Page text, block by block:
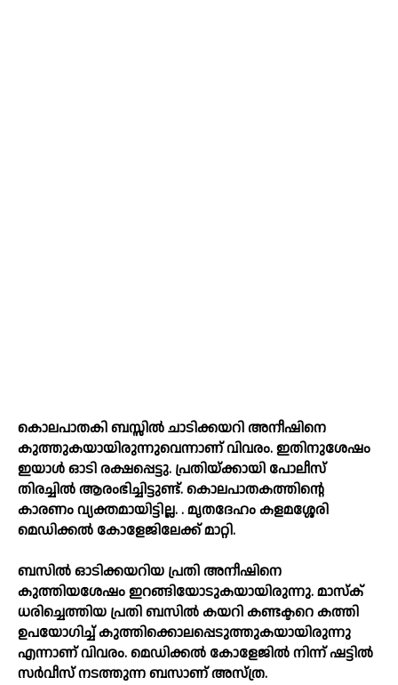
കൊലപാതകി ബസ്സില്‍ ചാടിക്കയറി അനീഷിനെ
കുത്തുകയായിരുന്നുവെന്നാണ് വിവരം. ഇതിനുശേഷം
ഇയാള്‍ ഓടി രക്ഷപ്പെട്ടു. പ്രതിയ്ക്കായി പോലീസ്
തിരച്ചില്‍ ആരംഭിച്ചിട്ടുണ്ട്. കൊലപാതകത്തിന്റെ
കാരണം വ്യക്തമായിട്ടില്ല. . മൃതദേഹം കളമശ്ശേരി
മെഡിക്കല്‍ കോളേജിലേക്ക് മാറ്റി.
ബസില്‍ ഓടിക്കയറിയ പ്രതി അനീഷിനെ
കുത്തിയശേഷം ഇറങ്ങിയോടുകയായിരുന്നു. മാസ്‌ക്
ധരിച്ചെത്തിയ പ്രതി ബസില്‍ കയറി കണ്ടക്ടറെ കത്തി
ഉപയോഗിച്ച്‌ കുത്തിക്കൊലപ്പെടുത്തുകയായിരുന്നു
എന്നാണ് വിവരം. മെഡിക്കല്‍ കോളേജില്‍ നിന്ന് ഷട്ടില്‍
സര്‍വീസ് നടത്തുന്ന ബസാണ് അസ്ത്ര.